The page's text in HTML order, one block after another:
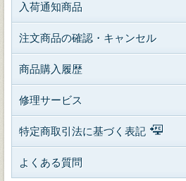
入荷通知商品
注文商品の確認・キャンセル
商品購入履歴
修理サービス
特定商取引法に基づく表記
よくある質問